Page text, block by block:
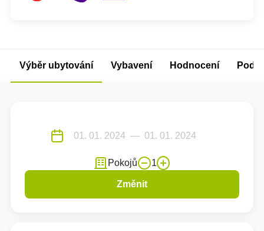
Výběr ubytování Vybavení Hodnocení
Pokojů 1
Změnit